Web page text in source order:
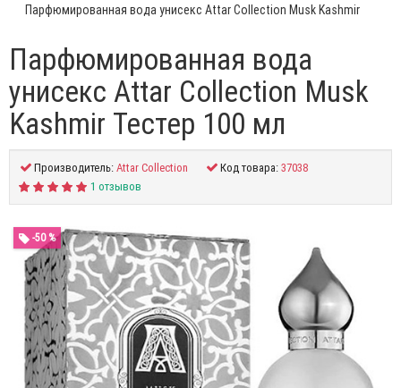
Парфюмированная вода унисекс Attar Collection Musk Kashmir
Парфюмированная вода
унисекс Attar Collection Musk
Kashmir Тестер 100 мл
Производитель:Attar Collection Код товара:37038
1 отзывов
-50 %